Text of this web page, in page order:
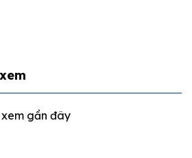
gần đây